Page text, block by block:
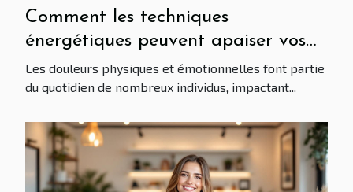
Comment les techniques
énergétiques peuvent apaiser vos
douleurs ?
Les douleurs physiques et émotionnelles font partie
du quotidien de nombreux individus, impactant...